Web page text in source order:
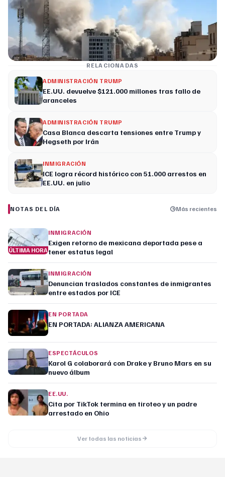
RELACIONADAS
ADMINISTRACIÓN TRUMP
EE.UU. devuelve $121.000 millones tras fallo de
aranceles
ADMINISTRACIÓN TRUMP
Casa Blanca descarta tensiones entre Trump y
Hegseth por Irán
INMIGRACIÓN
ICE logra récord histórico con 51.000 arrestos en
EE.UU. en julio
NOTAS DEL DÍA Más recientes
ÚLTIMA HORA
INMIGRACIÓN
Exigen retorno de mexicana deportada pese a
tener estatus legal
INMIGRACIÓN
Denuncian traslados constantes de inmigrantes
entre estados por ICE
EN PORTADA
EN PORTADA: ALIANZA AMERICANA
ESPECTÁCULOS
Karol G colaborará con Drake y Bruno Mars en su
nuevo álbum
EE.UU.
Cita por TikTok termina en tiroteo y un padre
arrestado en Ohio
Ver todas las noticias